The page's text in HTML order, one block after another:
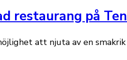
restaurang på
att njuta av en